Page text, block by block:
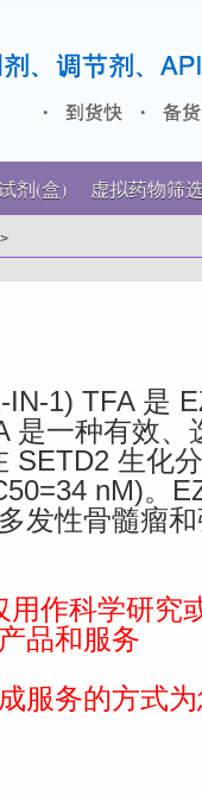
剂(盒) 虚拟药物筛
>
1) TFA 是
是一种有效、
SETD2 生化
nM)。
发性骨髓瘤
作科学研究
品和服务
务的方式为